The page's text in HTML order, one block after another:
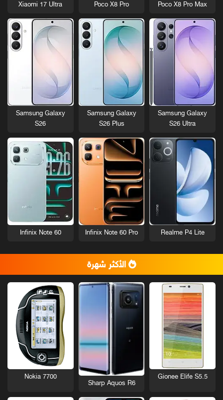
Poco X8 Pro Max
Poco X8 Pro
Xiaomi 17 Ultra
Samsung Galaxy
S26 Ultra
Samsung Galaxy
S26 Plus
Samsung Galaxy
S26
Realme P4 Lite
Infinix Note 60 Pro
Infinix Note 60
الأكثر شهرة
Gionee Elife S5.5
Sharp Aquos R6
Nokia 7700